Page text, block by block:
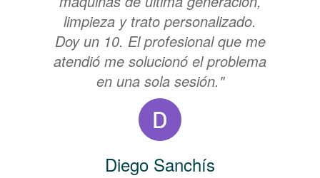
limpieza y trato personalizado.
Doy un 10. El profesional que me
atendió me solucionó el problema
en una sola sesión."
Diego Sanchís